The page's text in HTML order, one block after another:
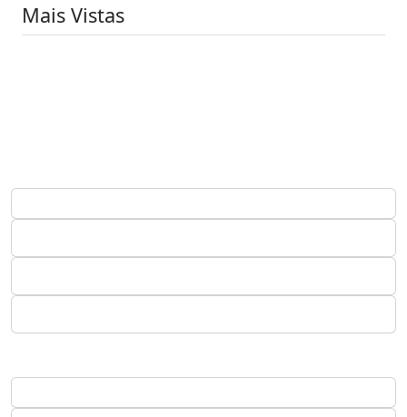
Mais Vistas